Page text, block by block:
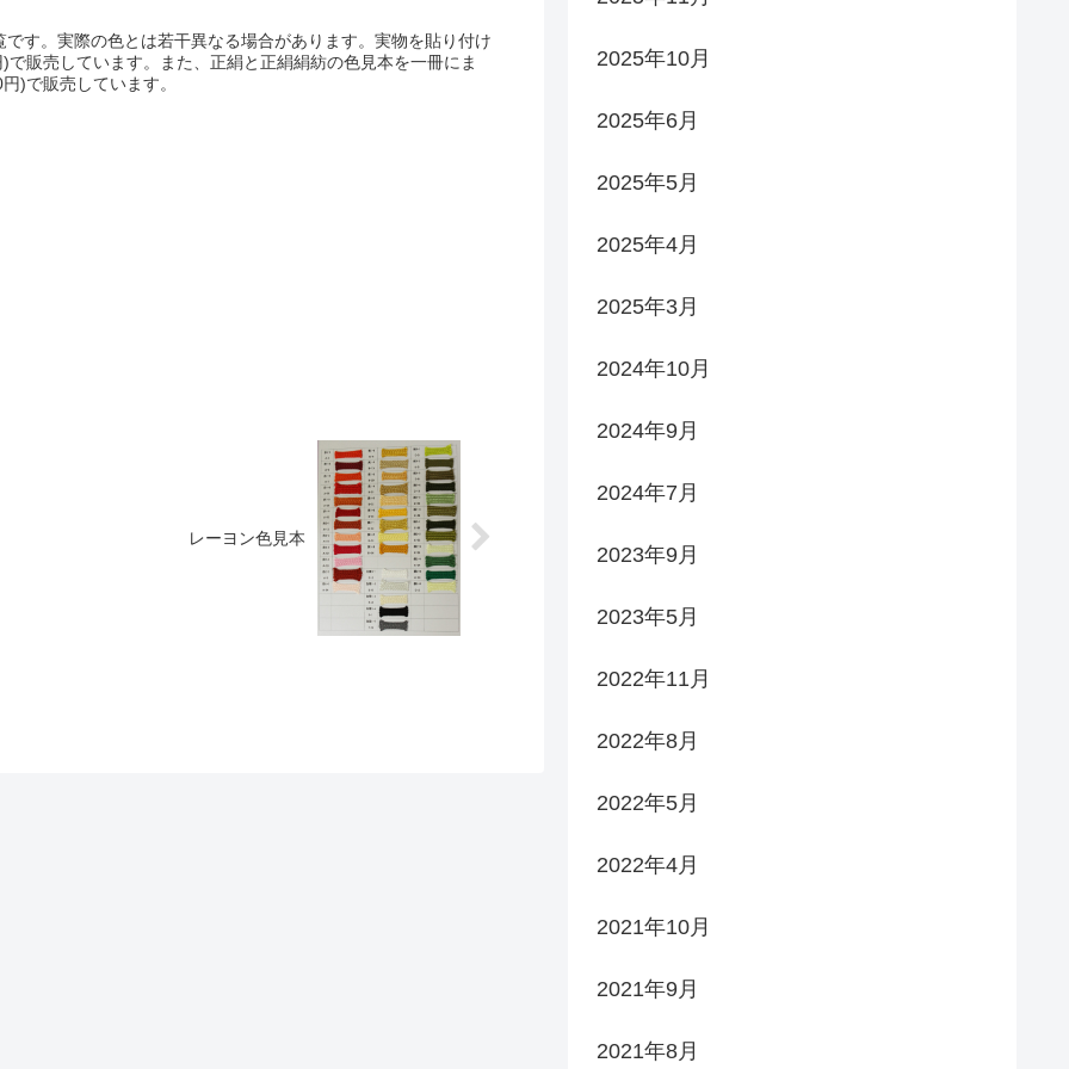
す。実際の色とは若干異なる場合があります。実物を貼り付け
販売しています。また、正絹と正絹絹紡の色見本を一冊にま
)で販売しています。
レーヨン色見本
2025年10月
2025年6月
2025年5月
2025年4月
2025年3月
2024年10月
2024年9月
2024年7月
2023年9月
2023年5月
2022年11月
2022年8月
2022年5月
2022年4月
2021年10月
2021年9月
2021年8月